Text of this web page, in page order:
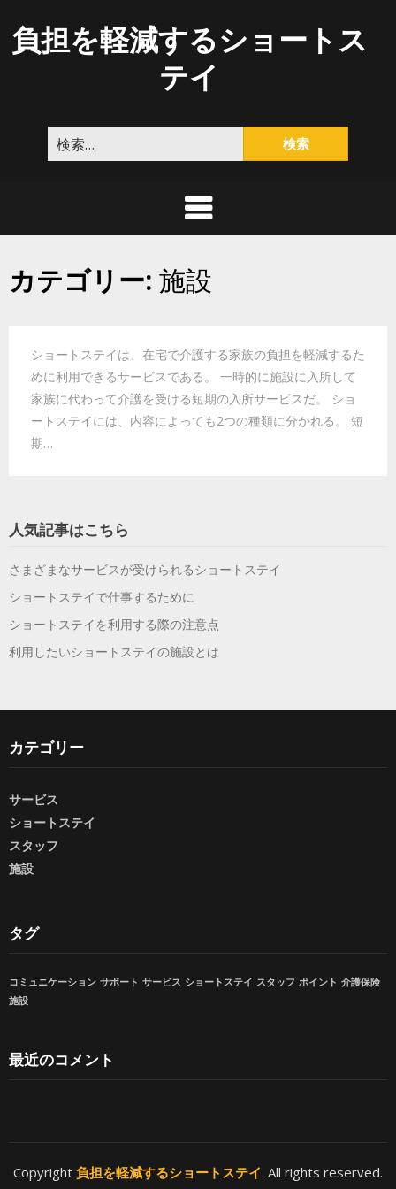
to
content
負担を軽減するショートス
テイ
索:
カテゴリー: 施設
ショートステイは、在宅で介護する家族の負担を軽減するた
めに利用できるサービスである。 一時的に施設に入所して
家族に代わって介護を受ける短期の入所サービスだ。 ショ
ートステイには、内容によっても2つの種類に分かれる。 短
期…
人気記事はこちら
さまざまなサービスが受けられるショートステイ
ショートステイで仕事するために
ショートステイを利用する際の注意点
利用したいショートステイの施設とは
カテゴリー
サービス
ショートステイ
スタッフ
施設
タグ
コミュニケーション サポート サービス ショートステイ スタッフ ポイント 介護保険
施設
最近のコメント
Copyright 負担を軽減するショートステイ. All rights reserved.